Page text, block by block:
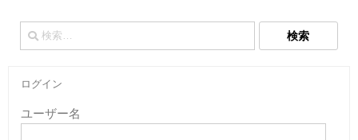
検
索:
ログイン
ユーザー名